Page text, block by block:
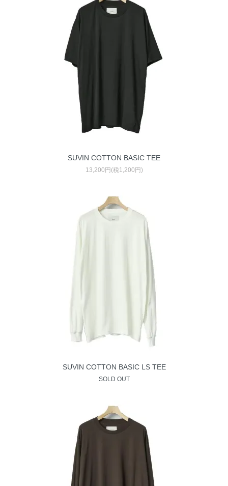
SUVIN COTTON BASIC TEE
13,200円(税1,200円)
SUVIN COTTON BASIC LS TEE
SOLD OUT